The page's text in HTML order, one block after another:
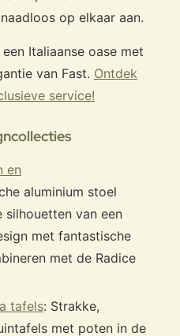
op elkaar aan.
Italiaanse oase met
van Fast. Ontdek
service!
en
aluminium stoel
van een
met fantastische
met de Radice
tafels: Strakke,
met poten in de